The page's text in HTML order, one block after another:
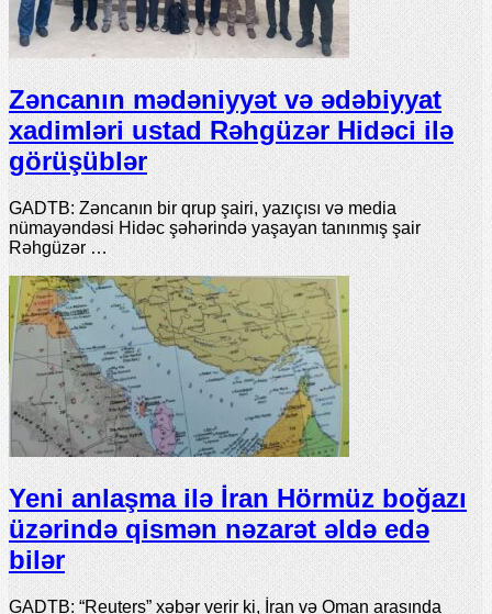
Zəncanın mədəniyyət və ədəbiyyat
xadimləri ustad Rəhgüzər Hidəci ilə
görüşüblər
GADTB: Zəncanın bir qrup şairi, yazıçısı və media
nümayəndəsi Hidəc şəhərində yaşayan tanınmış şair
Rəhgüzər …
Yeni anlaşma ilə İran Hörmüz boğazı
üzərində qismən nəzarət əldə edə
bilər
GADTB: “Reuters” xəbər verir ki, İran və Oman arasında